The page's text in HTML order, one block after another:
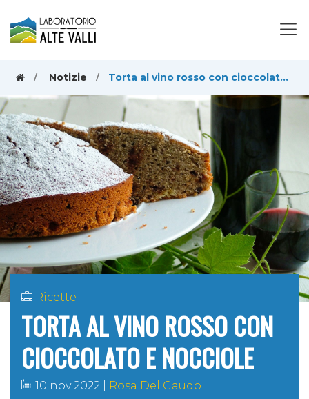
Notizie Torta al vino rosso con cioccolato e nocciole
Ricette
TORTA AL VINO ROSSO CON
CIOCCOLATO E NOCCIOLE
10 nov 2022 Rosa Del Gaudo